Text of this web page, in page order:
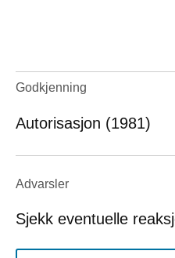
Godkjenning
Autorisasjon (1981)
Advarsler
Sjekk eventuelle